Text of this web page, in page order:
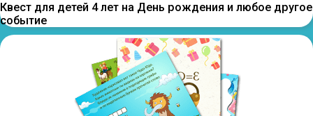
Квест для детей 4 лет на День рождения и любое другое
событие